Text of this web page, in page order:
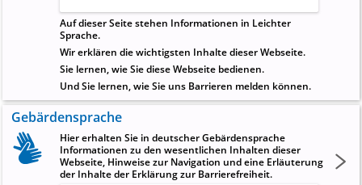
Auf dieser Seite stehen Informationen in Leichter
Sprache.
Wir erklären die wichtigsten Inhalte dieser Webseite.
Sie lernen, wie Sie diese Webseite bedienen.
Und Sie lernen, wie Sie uns Barrieren melden können.
Gebärdensprache
Hier erhalten Sie in deutscher Gebärdensprache
Informationen zu den wesentlichen Inhalten dieser
Webseite, Hinweise zur Navigation und eine Erläuterung
der Inhalte der Erklärung zur Barrierefreiheit.